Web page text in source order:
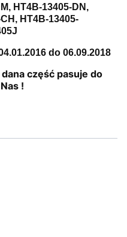
HT4B-13405-DN,
HT4B-13405-
do 06.09.2018
część pasuje do
!